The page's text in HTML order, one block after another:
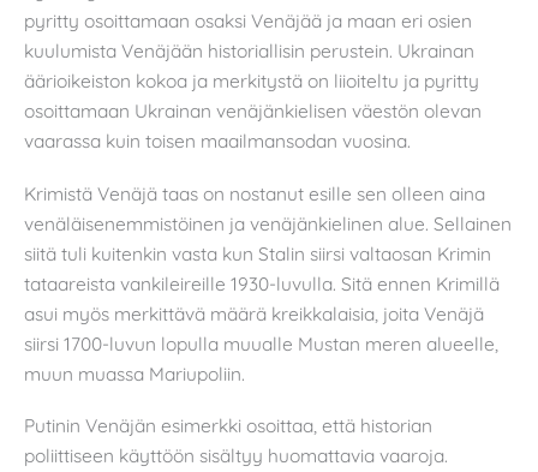
pyritty osoittamaan osaksi Venäjää ja maan eri osien
kuulumista Venäjään historiallisin perustein. Ukrainan
äärioikeiston kokoa ja merkitystä on liioiteltu ja pyritty
osoittamaan Ukrainan venäjänkielisen väestön olevan
vaarassa kuin toisen maailmansodan vuosina.
Krimistä Venäjä taas on nostanut esille sen olleen aina
venäläisenemmistöinen ja venäjänkielinen alue. Sellainen
siitä tuli kuitenkin vasta kun Stalin siirsi valtaosan Krimin
tataareista vankileireille 1930-luvulla. Sitä ennen Krimillä
asui myös merkittävä määrä kreikkalaisia, joita Venäjä
siirsi 1700-luvun lopulla muualle Mustan meren alueelle,
muun muassa Mariupoliin.
Putinin Venäjän esimerkki osoittaa, että historian
poliittiseen käyttöön sisältyy huomattavia vaaroja.